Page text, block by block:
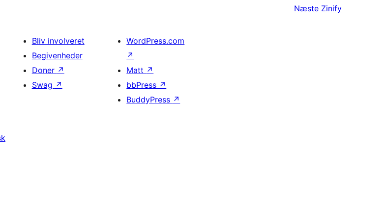
Næste Zinify
Bliv involveret
Begivenheder
Doner ↗
Swag ↗
WordPress.com
↗
Matt ↗
bbPress ↗
BuddyPress ↗